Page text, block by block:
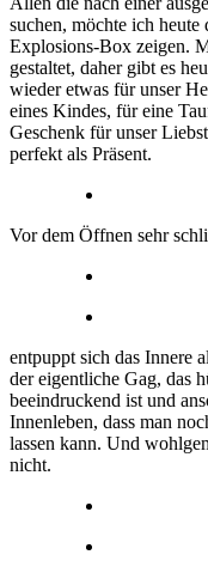
suchen, möchte ich
Explosions-Box zeigen.
gestaltet, daher gibt es
wieder etwas für unser
eines Kindes, für eine
Geschenk für unser
perfekt als Präsent.
Vor dem Öffnen sehr
entpuppt sich das Innere
der eigentliche Gag, das
beeindruckend ist und
Innenleben, dass man
lassen kann. Und
nicht.